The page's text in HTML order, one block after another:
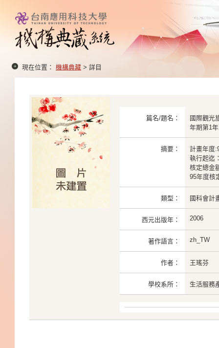
現在位置： 機構典藏 > 詳目
篇名/題名：
國際觀光
年期第1
摘要：
計畫年度
執行起迄
核定總金
95年度核
類型： 國科會計
西元出版年： 2006
著作語言： zh_TW
作者： 王瑤芬
學校系所： 生活服務